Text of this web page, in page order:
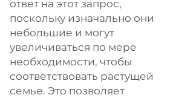
ответ на этот запрос,
поскольку изначально они
небольшие и могут
увеличиваться по мере
необходимости, чтобы
соответствовать растущей
семье. Это позволяет